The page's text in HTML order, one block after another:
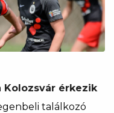
Kolozsvár érkezik
találkozó